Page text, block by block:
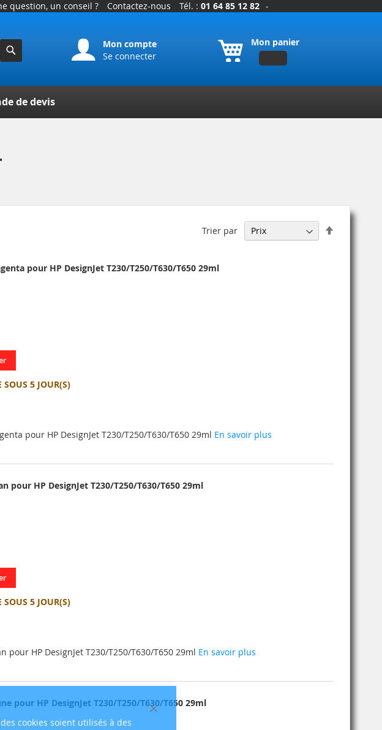
Fermer
cookies soient utilisés à des
question, un conseil ? Contactez-nous Tél. : 01 64 85 12 82 -
Mon panier
Mon compte
Se connecter
de devis
Trier par
pour HP DesignJet T230/T250/T630/T650 29ml
SOUS 5 JOUR(S)
pour HP DesignJet T230/T250/T630/T650 29ml En savoir plus
pour HP DesignJet T230/T250/T630/T650 29ml
SOUS 5 JOUR(S)
pour HP DesignJet T230/T250/T630/T650 29ml En savoir plus
pour HP DesignJet T230/T250/T630/T650 29ml